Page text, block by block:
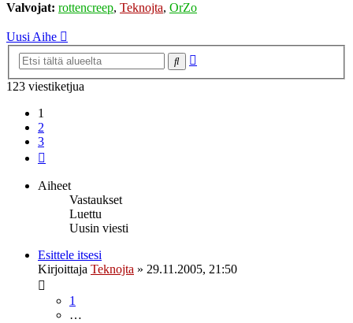
Valvojat: rottencreep, Teknojta, OrZo
Uusi Aihe
Etsi
123 viestiketjua
1
2
3
Aiheet
Vastaukset
Luettu
Uusin viesti
Esittele itsesi
Kirjoittaja Teknojta » 29.11.2005, 21:50
1
…